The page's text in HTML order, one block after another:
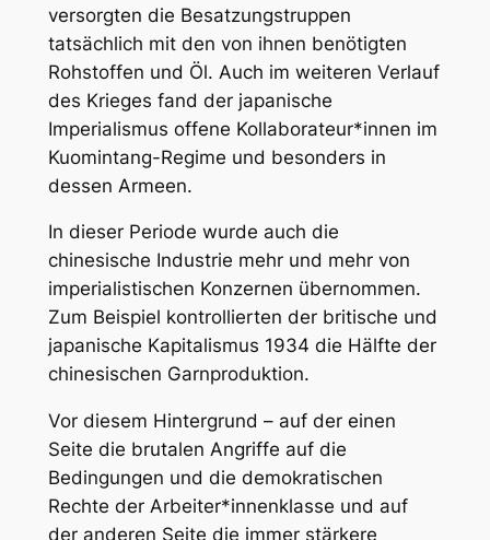
versorgten die Besatzungstruppen
tatsächlich mit den von ihnen benötigten
Rohstoffen und Öl. Auch im weiteren Verlauf
des Krieges fand der japanische
Imperialismus offene Kollaborateur*innen im
Kuomintang-Regime und besonders in
dessen Armeen.
In dieser Periode wurde auch die
chinesische Industrie mehr und mehr von
imperialistischen Konzernen übernommen.
Zum Beispiel kontrollierten der britische und
japanische Kapitalismus 1934 die Hälfte der
chinesischen Garnproduktion.
Vor diesem Hintergrund – auf der einen
Seite die brutalen Angriffe auf die
Bedingungen und die demokratischen
Rechte der Arbeiter*innenklasse und auf
der anderen Seite die immer stärkere